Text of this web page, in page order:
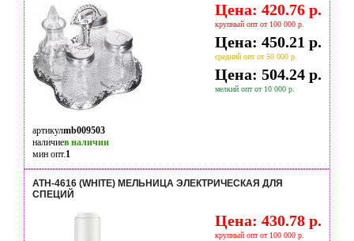
Цена: 420.76 р.
крупный опт от 100 000 р.
Цена: 450.21 р.
средний опт от 50 000 р.
Цена: 504.24 р.
мелкий опт от 10 000 р.
артикулmb009503
наличиев наличии
мин опт.1
ATH-4616 (WHITE) МЕЛЬНИЦА ЭЛЕКТРИЧЕСКАЯ ДЛЯ
СПЕЦИЙ
Цена: 430.78 р.
крупный опт от 100 000 р.